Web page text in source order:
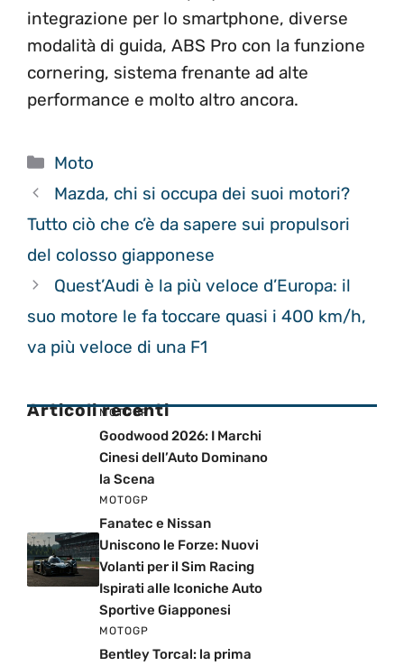
integrazione per lo smartphone, diverse
modalità di guida, ABS Pro con la funzione
cornering, sistema frenante ad alte
performance e molto altro ancora.
Categorie
Moto
Mazda, chi si occupa dei suoi motori?
Tutto ciò che c’è da sapere sui propulsori
del colosso giapponese
Quest’Audi è la più veloce d’Europa: il
suo motore le fa toccare quasi i 400 km/h,
va più veloce di una F1
Articoli recenti
MOTOGP
Goodwood 2026: I Marchi
Cinesi dell’Auto Dominano
la Scena
MOTOGP
Fanatec e Nissan
Uniscono le Forze: Nuovi
Volanti per il Sim Racing
Ispirati alle Iconiche Auto
Sportive Giapponesi
MOTOGP
Bentley Torcal: la prima